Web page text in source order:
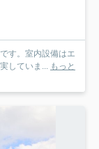
す。室内設備はエ
していま... もっと